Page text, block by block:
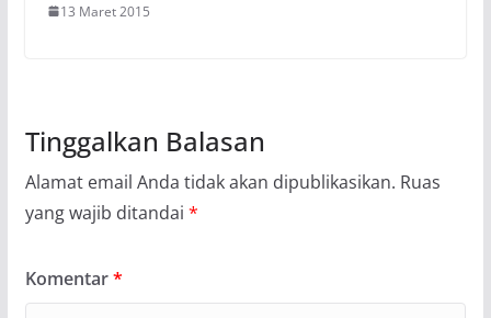
13 Maret 2015
Tinggalkan Balasan
Alamat email Anda tidak akan dipublikasikan. Ruas
yang wajib ditandai *
Komentar*